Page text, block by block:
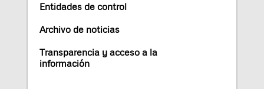
Entidades de control
Archivo de noticias
Transparencia y acceso a la
información